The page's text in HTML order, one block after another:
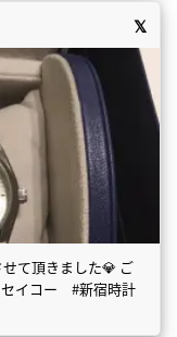
て頂きました💎 ご
セイコー #新宿時計